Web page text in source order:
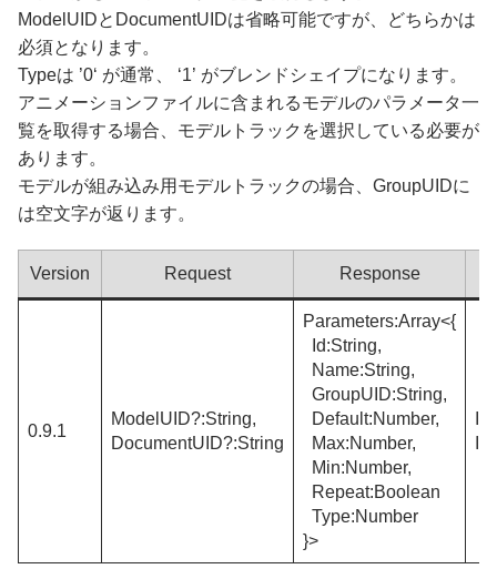
ModelUIDとDocumentUIDは省略可能ですが、どちらかは
必須となります。
Typeは ’0‘ が通常、 ‘1’ がブレンドシェイプになります。
アニメーションファイルに含まれるモデルのパラメータ一
覧を取得する場合、モデルトラックを選択している必要が
あります。
モデルが組み込み用モデルトラックの場合、GroupUIDに
は空文字が返ります。
Version Request Response
0.9.1
ModelUID?:String,
DocumentUID?:String
Parameters:Array<{
Id:String,
Name:String,
GroupUID:String,
Default:Number,
Max:Number,
Min:Number,
Repeat:Boolean
Type:Number
}>